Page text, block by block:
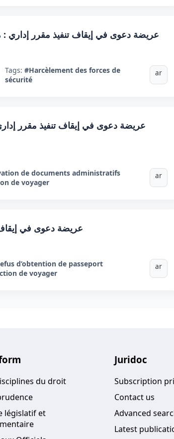
عريضة دعوى في إيقاف تنفيذ مقرر إداري :
Tags: #Harcèlement des forces de
sécurité
ar
عريضة دعوى في إيقاف تنفيذ مقرر
de documents administratifs
de voyager
ar
عريضة دعوى في
d’obtention de passeport
de voyager
ar
du droit
législatif et
Juridoc
Subscription
Contact us
Advanced
Latest